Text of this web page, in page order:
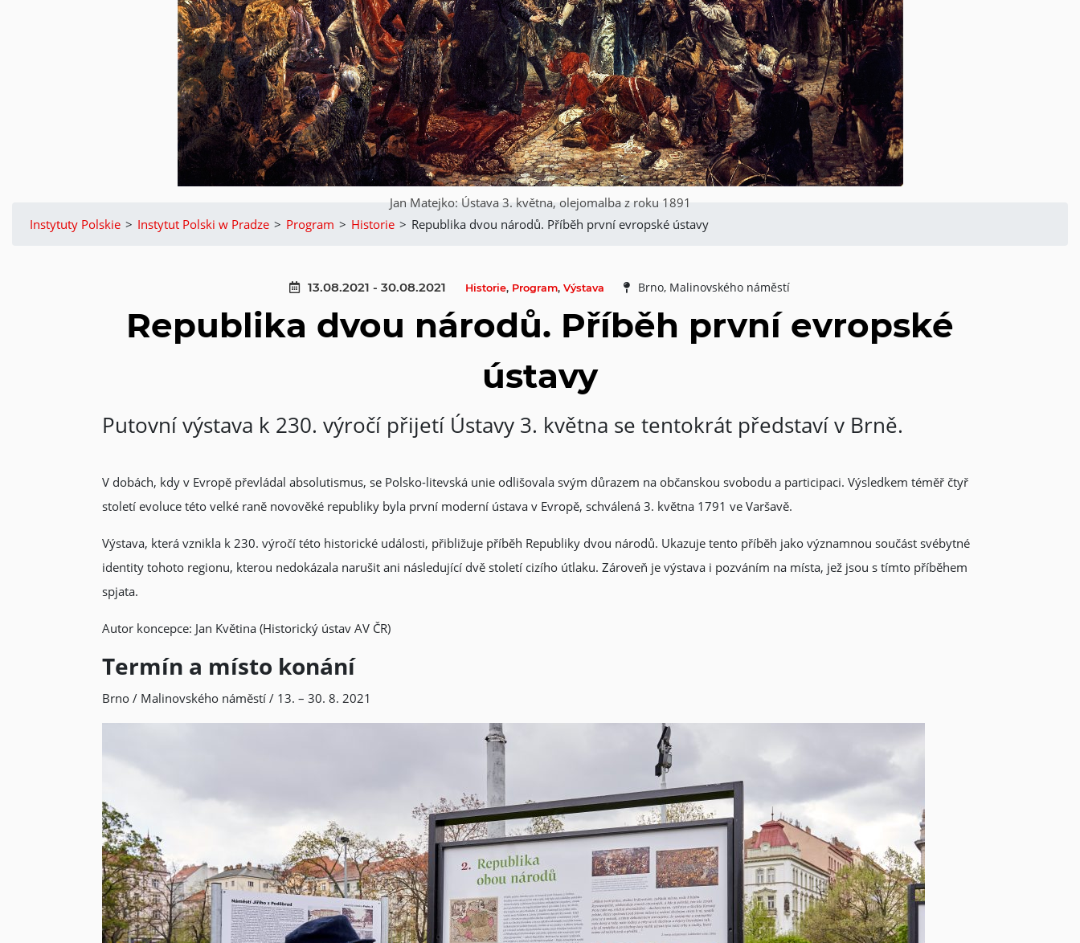
Jan Matejko: Ústava 3. května, olejomalba z roku 1891
Instytuty Polskie > Instytut Polski w Pradze > Program > Historie > Republika dvou národů. Příběh první evropské ústavy
13.08.2021 - 30.08.2021 Historie, Program,Výstava Brno, Malinovského náměstí
Republika dvou národů. Příběh první evropské
ústavy
Putovní výstava k 230. výročí přijetí Ústavy 3. května se tentokrát představí v Brně.
V dobách, kdy v Evropě převládal absolutismus, se Polsko-litevská unie odlišovala svým důrazem na občanskou svobodu a participaci. Výsledkem téměř čtyř
století evoluce této velké raně novověké republiky byla první moderní ústava v Evropě, schválená 3. května 1791 ve Varšavě.
Výstava, která vznikla k 230. výročí této historické události, přibližuje příběh Republiky dvou národů. Ukazuje tento příběh jako významnou součást svébytné
identity tohoto regionu, kterou nedokázala narušit ani následující dvě století cizího útlaku. Zároveň je výstava i pozváním na místa, jež jsou s tímto příběhem
spjata.
Autor koncepce: Jan Květina (Historický ústav AV ČR)
Termín a místo konání
Brno / Malinovského náměstí / 13. – 30. 8. 2021